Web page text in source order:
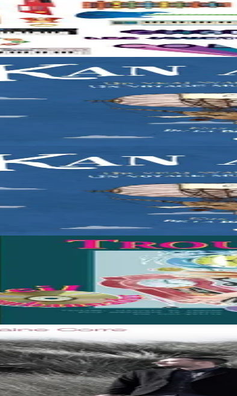
le musicien finistérien amasse par centaines des jouets
au cœur de la Bretagne. Une nuit, la jeune fille décide de
au cœur de la Bretagne. Une nuit, la jeune fille décide de
quotidienne pour la pratique orale du breton.